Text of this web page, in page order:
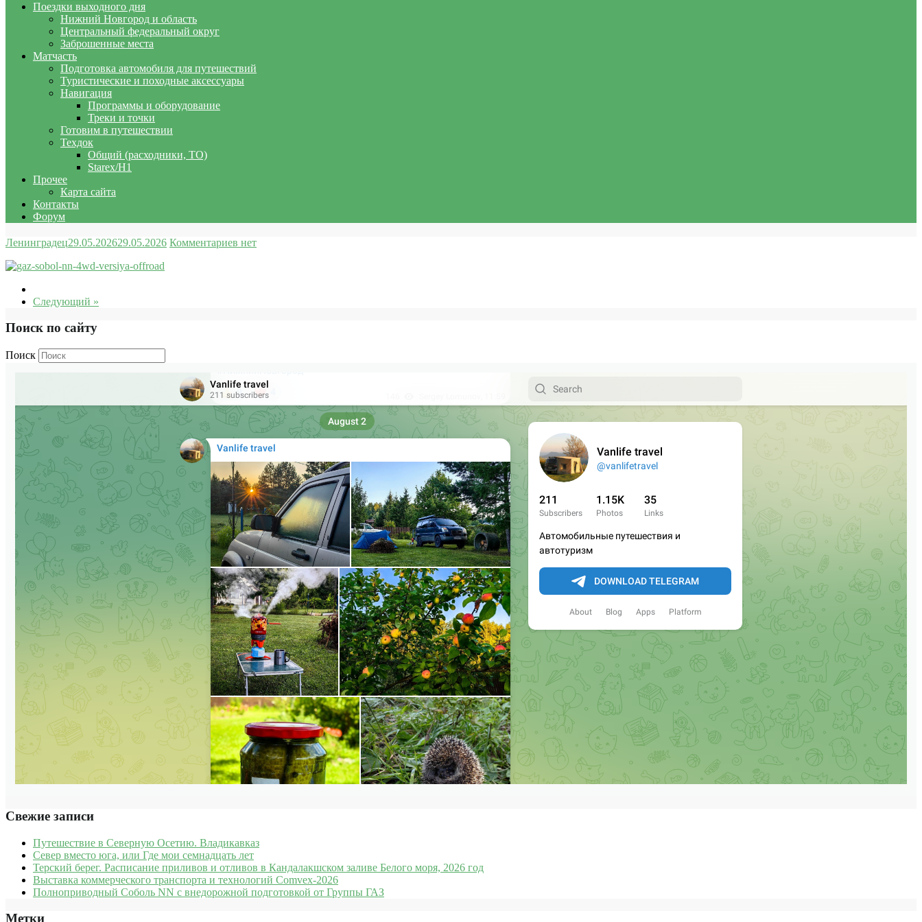
Поездки выходного дня
Нижний Новгород и область
Центральный федеральный округ
Заброшенные места
Матчасть
Подготовка автомобиля для путешествий
Туристические и походные аксессуары
Навигация
Программы и оборудование
Треки и точки
Готовим в путешествии
Техдок
Общий (расходники, ТО)
Starex/H1
Прочее
Карта сайта
Контакты
Форум
Ленинградец29.05.202629.05.2026 Комментариев нет
Следующий »
Поиск по сайту
Поиск
Свежие записи
Путешествие в Северную Осетию. Владикавказ
Север вместо юга, или Где мои семнадцать лет
Терский берег. Расписание приливов и отливов в Кандалакшском заливе Белого моря, 2026 год
Выставка коммерческого транспорта и технологий Comvex-2026
Полноприводный Соболь NN с внедорожной подготовкой от Группы ГАЗ
Метки